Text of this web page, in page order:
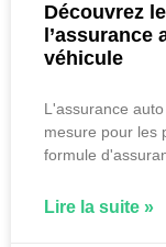
Découvrez
véhicule
L'assurance
mesure pour les
formule
Lire la suite »